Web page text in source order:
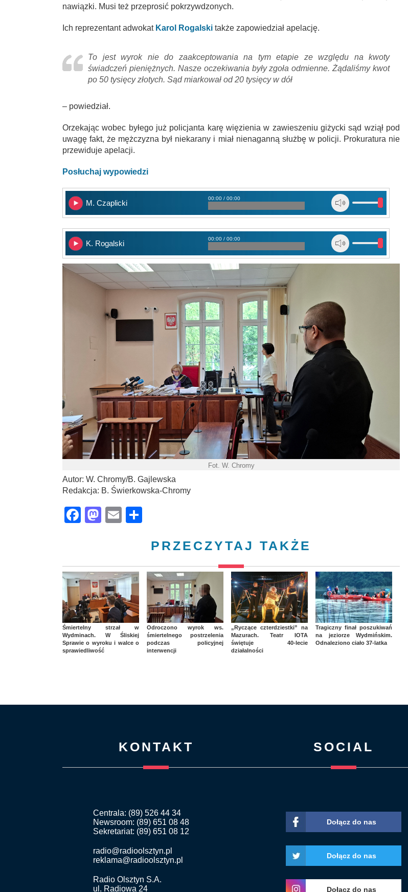
nawiązki. Musi też przeprosić pokrzywdzonych.
Ich reprezentant adwokat Karol Rogalski także zapowiedział apelację.
To jest wyrok nie do zaakceptowania na tym etapie ze względu na kwoty
świadczeń pieniężnych. Nasze oczekiwania były zgoła odmienne. Żądaliśmy kwot
po 50 tysięcy złotych. Sąd miarkował od 20 tysięcy w dół
– powiedział.
Orzekając wobec byłego już policjanta karę więzienia w zawieszeniu giżycki sąd wziął pod
uwagę fakt, że mężczyzna był niekarany i miał nienaganną służbę w policji. Prokuratura nie
przewiduje apelacji.
Posłuchaj wypowiedzi
M. Czaplicki
00:00 / 00:00
K. Rogalski
00:00 / 00:00
Fot. W. Chromy
Autor: W. Chromy/B. Gajlewska
Redakcja: B. Świerkowska-Chromy
Facebook
Mastodon
Email
PRZECZYTAJ TAKŻE
Śmiertelny strzał w
Wydminach. W Śliskiej
Sprawie o wyroku i walce o
sprawiedliwość
Odroczono wyrok ws.
śmiertelnego postrzelenia
podczas policyjnej
interwencji
„Ryczące czterdziestki” na
Mazurach. Teatr IOTA
świętuje 40-lecie
działalności
Tragiczny finał poszukiwań
na jeziorze Wydmińskim.
Odnaleziono ciało 37-latka
KONTAKT
Centrala: (89) 526 44 34
Newsroom: (89) 651 08 48
Sekretariat: (89) 651 08 12
radio@radioolsztyn.pl
reklama@radioolsztyn.pl
Radio Olsztyn S.A.
ul. Radiowa 24
SOCIAL
Dołącz do nas
Dołącz do nas
Dołącz do nas